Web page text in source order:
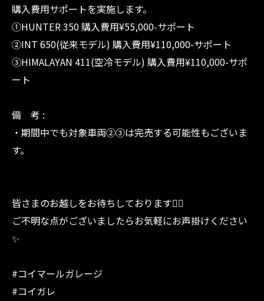
購入費用サポートを実施します。
①HUNTER 350 購入費用¥55,000-サポート
②INT 650(従来モデル) 購入費用¥110,000-サポート
③HIMALAYAN 411(空冷モデル) 購入費用¥110,000-サポ
ート
備 考 :
・期間中でも対象車両②③は完売する可能性もございま
す。
皆さまのお越しをお待ちしております🙇‍♂️
ご不明な点がございましたらお気軽にお声掛けください
✨
#コイマールガレージ
#コイガレ